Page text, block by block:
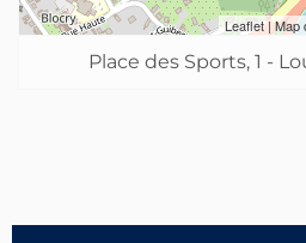
Leaflet| Map
Place des Sports, 1 -